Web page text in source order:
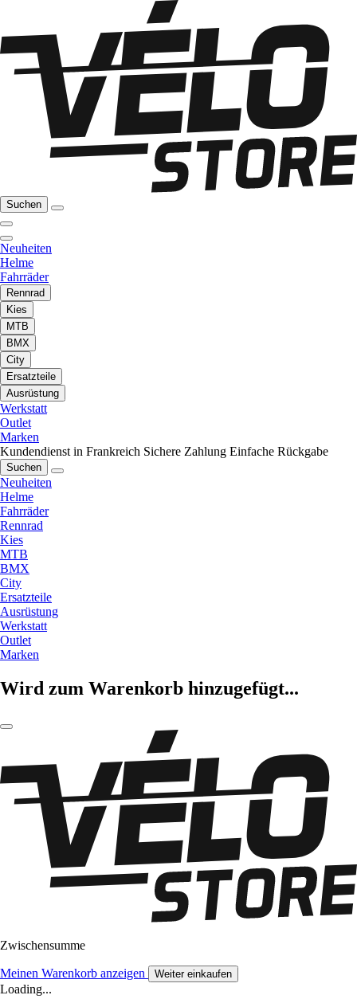
Suchen
Neuheiten
Helme
Fahrräder
Rennrad
Kies
MTB
BMX
City
Ersatzteile
Ausrüstung
Werkstatt
Outlet
Marken
Kundendienst in Frankreich Sichere Zahlung Einfache Rückgabe
Suchen
Neuheiten
Helme
Fahrräder
Rennrad
Kies
MTB
BMX
City
Ersatzteile
Ausrüstung
Werkstatt
Outlet
Marken
Wird zum Warenkorb hinzugefügt...
Zwischensumme
Meinen Warenkorb anzeigen Weiter einkaufen
Loading...